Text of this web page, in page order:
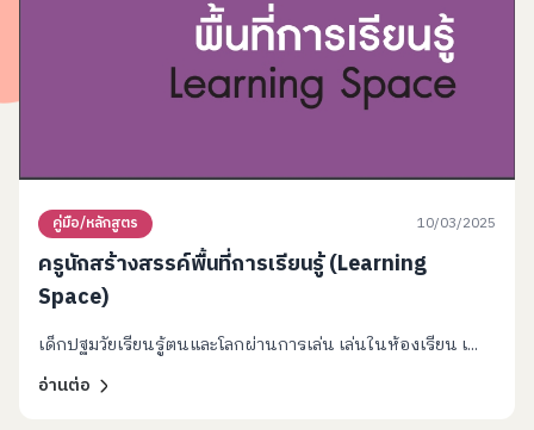
คู่มือ/หลักสูตร 10/03/2025
ครูนักสร้างสรรค์พื้นที่การเรียนรู้ (Learning
Space)
เด็กปฐมวัยเรียนรู้ตนและโลกผ่านการเล่น เล่นในห้องเรียน เ...
อ่านต่อ